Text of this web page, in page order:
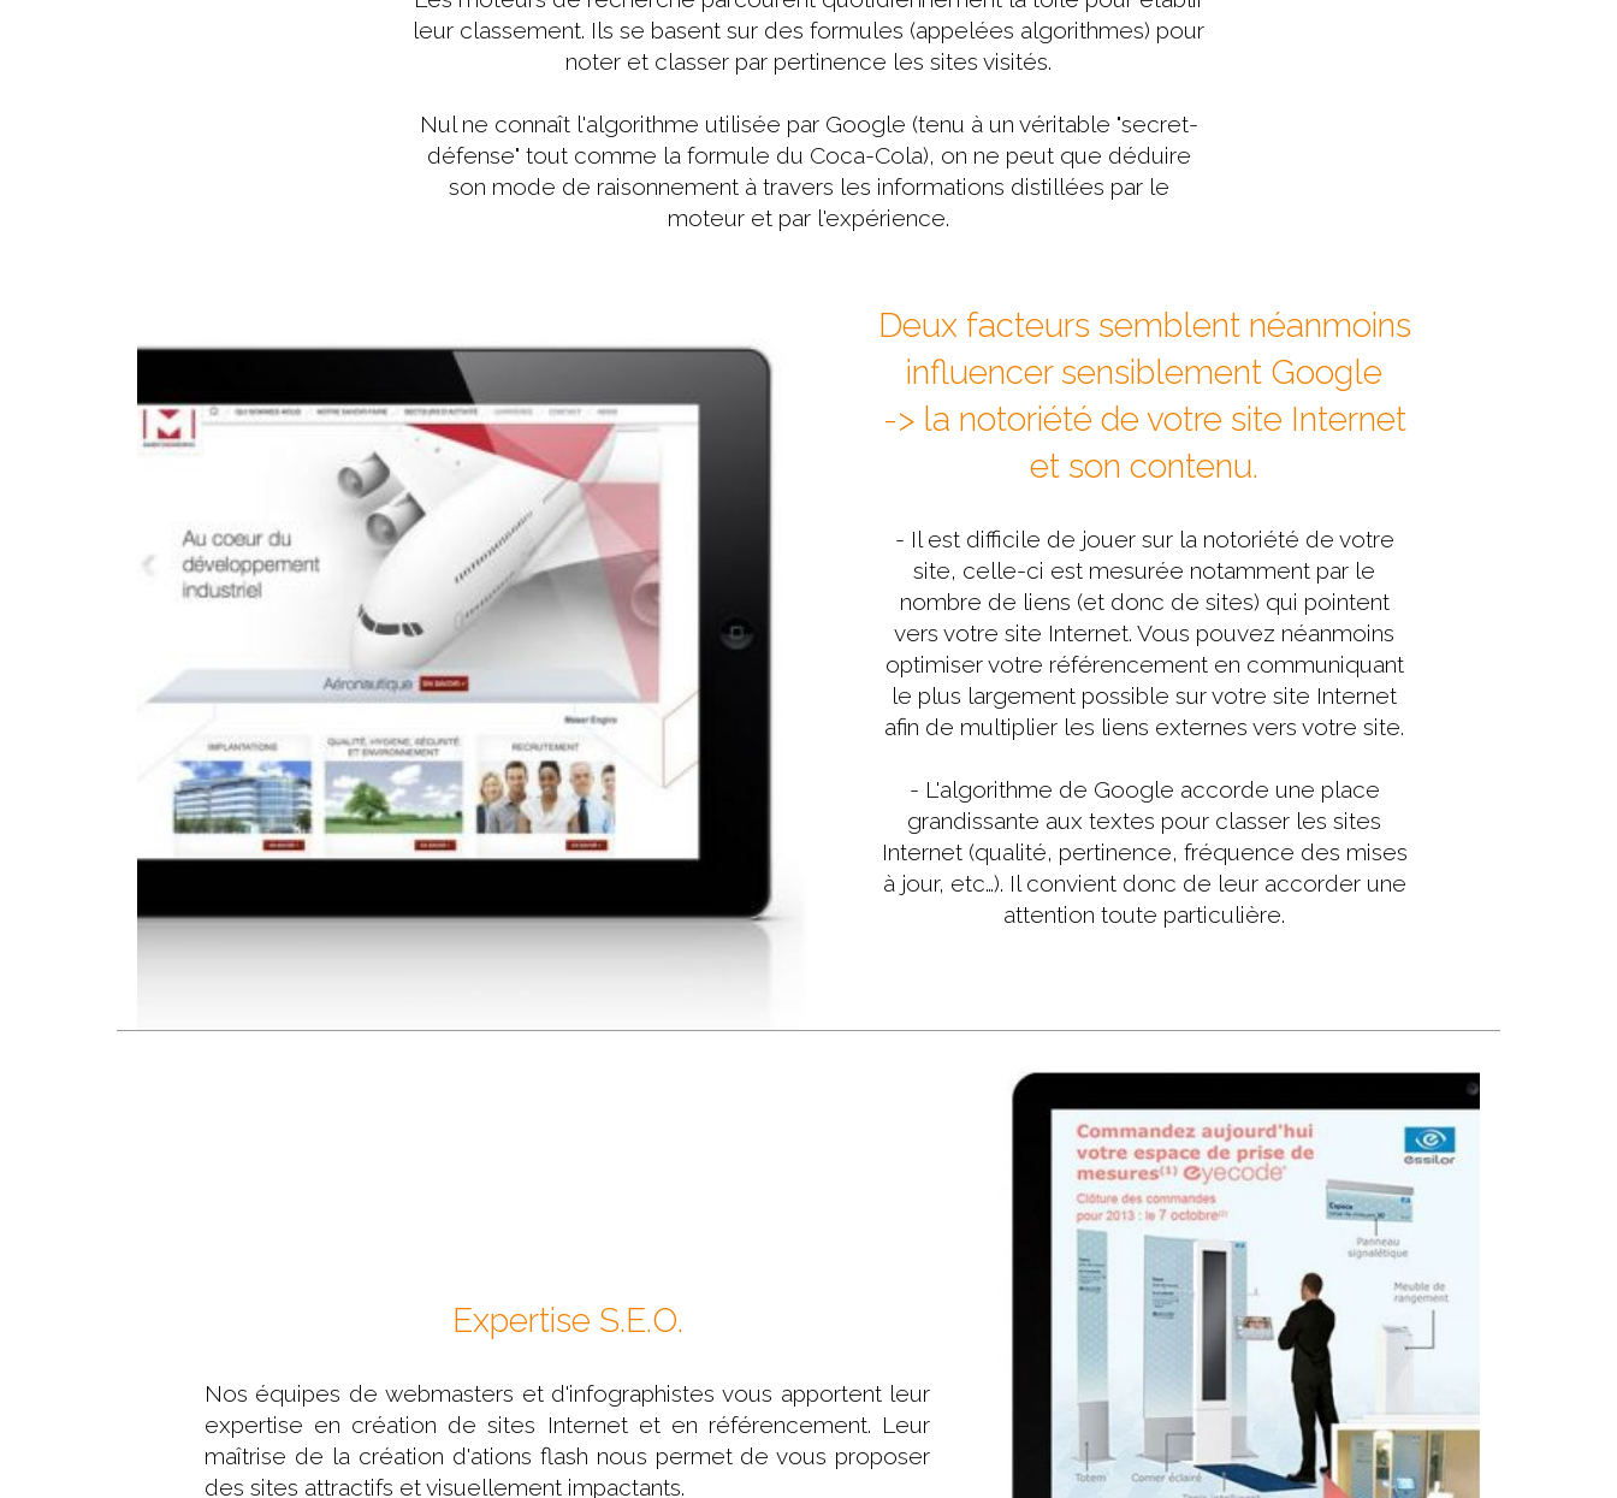
leur classement. Ils se basent sur des formules (appelées algorithmes) pour
noter et classer par pertinence les sites visités.
Nul ne connaît l'algorithme utilisée par Google (tenu à un véritable "secret-
défense" tout comme la formule du Coca-Cola), on ne peut que déduire
son mode de raisonnement à travers les informations distillées par le
moteur et par l'expérience.
Deux facteurs semblent néanmoins
influencer sensiblement Google
-> la notoriété de votre site Internet
et son contenu.
- Il est difficile de jouer sur la notoriété de votre
site, celle-ci est mesurée notamment par le
nombre de liens (et donc de sites) qui pointent
vers votre site Internet. Vous pouvez néanmoins
optimiser votre référencement en communiquant
le plus largement possible sur votre site Internet
afin de multiplier les liens externes vers votre site.
- L'algorithme de Google accorde une place
grandissante aux textes pour classer les sites
Internet (qualité, pertinence, fréquence des mises
à jour, etc…). Il convient donc de leur accorder une
attention toute particulière.
Expertise S.E.O.
Nos équipes de webmasters et d'infographistes vous apportent leur
expertise en création de sites Internet et en référencement. Leur
maîtrise de la création d'ations flash nous permet de vous proposer
des sites attractifs et visuellement impactants.